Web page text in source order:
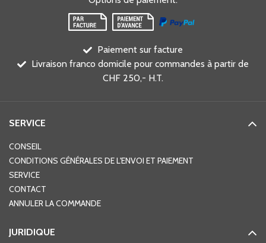
Paiement sur facture
Livraison franco domicile pour commandes à partir de
CHF 250,- H.T.
SERVICE
CONSEIL
CONDITIONS GÉNÉRALES DE L'ENVOI ET PAIEMENT
SERVICE
CONTACT
ANNULER LA COMMANDE
JURIDIQUE